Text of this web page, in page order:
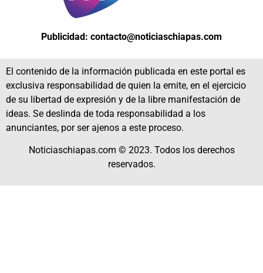
Publicidad: contacto@noticiaschiapas.com
El contenido de la información publicada en este portal es
exclusiva responsabilidad de quien la emite, en el ejercicio
de su libertad de expresión y de la libre manifestación de
ideas. Se deslinda de toda responsabilidad a los
anunciantes, por ser ajenos a este proceso.
Noticiaschiapas.com © 2023. Todos los derechos
reservados.